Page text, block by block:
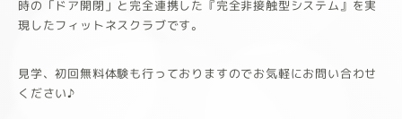
時の「ドア開閉」と完全連携した『完全非接触型システム』を実
現したフィットネスクラブです。
見学、初回無料体験も行っておりますのでお気軽にお問い合わせ
ください♪